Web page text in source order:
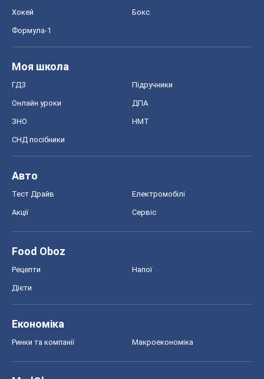
Хокей Бокс
Формула-1
Моя школа
ГДЗ Підручники
Онлайн уроки ДПА
ЗНО НМТ
СНД посібники
Авто
Тест Драйв Електромобілі
Акції Сервіс
Food Oboz
Рецепти Напої
Дієти
Економіка
Ринки та компанії Макроекономіка